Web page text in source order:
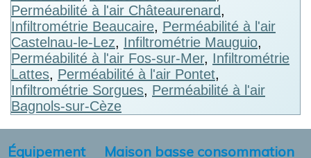
Perméabilité à l'air Châteaurenard,
Infiltrométrie Beaucaire, Perméabilité à l'air
Castelnau-le-Lez, Infiltrométrie Mauguio,
Perméabilité à l'air Fos-sur-Mer, Infiltrométrie
Lattes, Perméabilité à l'air Pontet,
Infiltrométrie Sorgues, Perméabilité à l'air
Bagnols-sur-Cèze
Équipement Maison basse consommation